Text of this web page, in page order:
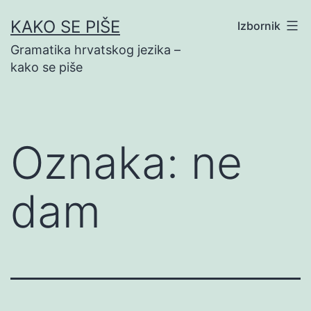
na
sadržaj
KAKO SE PIŠE
Gramatika hrvatskog jezika –
kako se piše
Izbornik
Oznaka: ne
dam